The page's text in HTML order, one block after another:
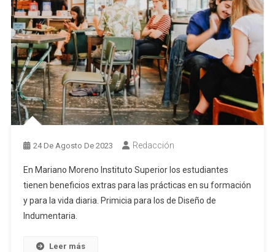
24 De Agosto De 2023 Redacción
En Mariano Moreno Instituto Superior los estudiantes
tienen beneficios extras para las prácticas en su formación
y para la vida diaria. Primicia para los de Diseño de
Indumentaria.
Leer más